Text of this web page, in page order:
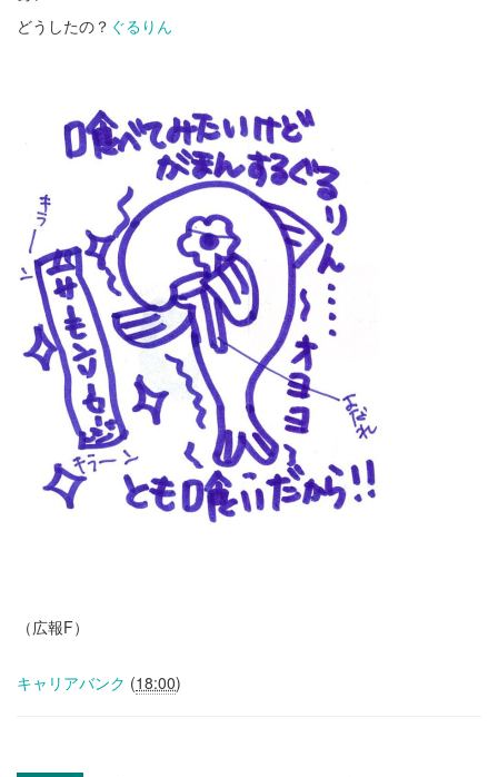
どうしたの？ ぐるりん
（広報F）
キャリアバンク (18:00)